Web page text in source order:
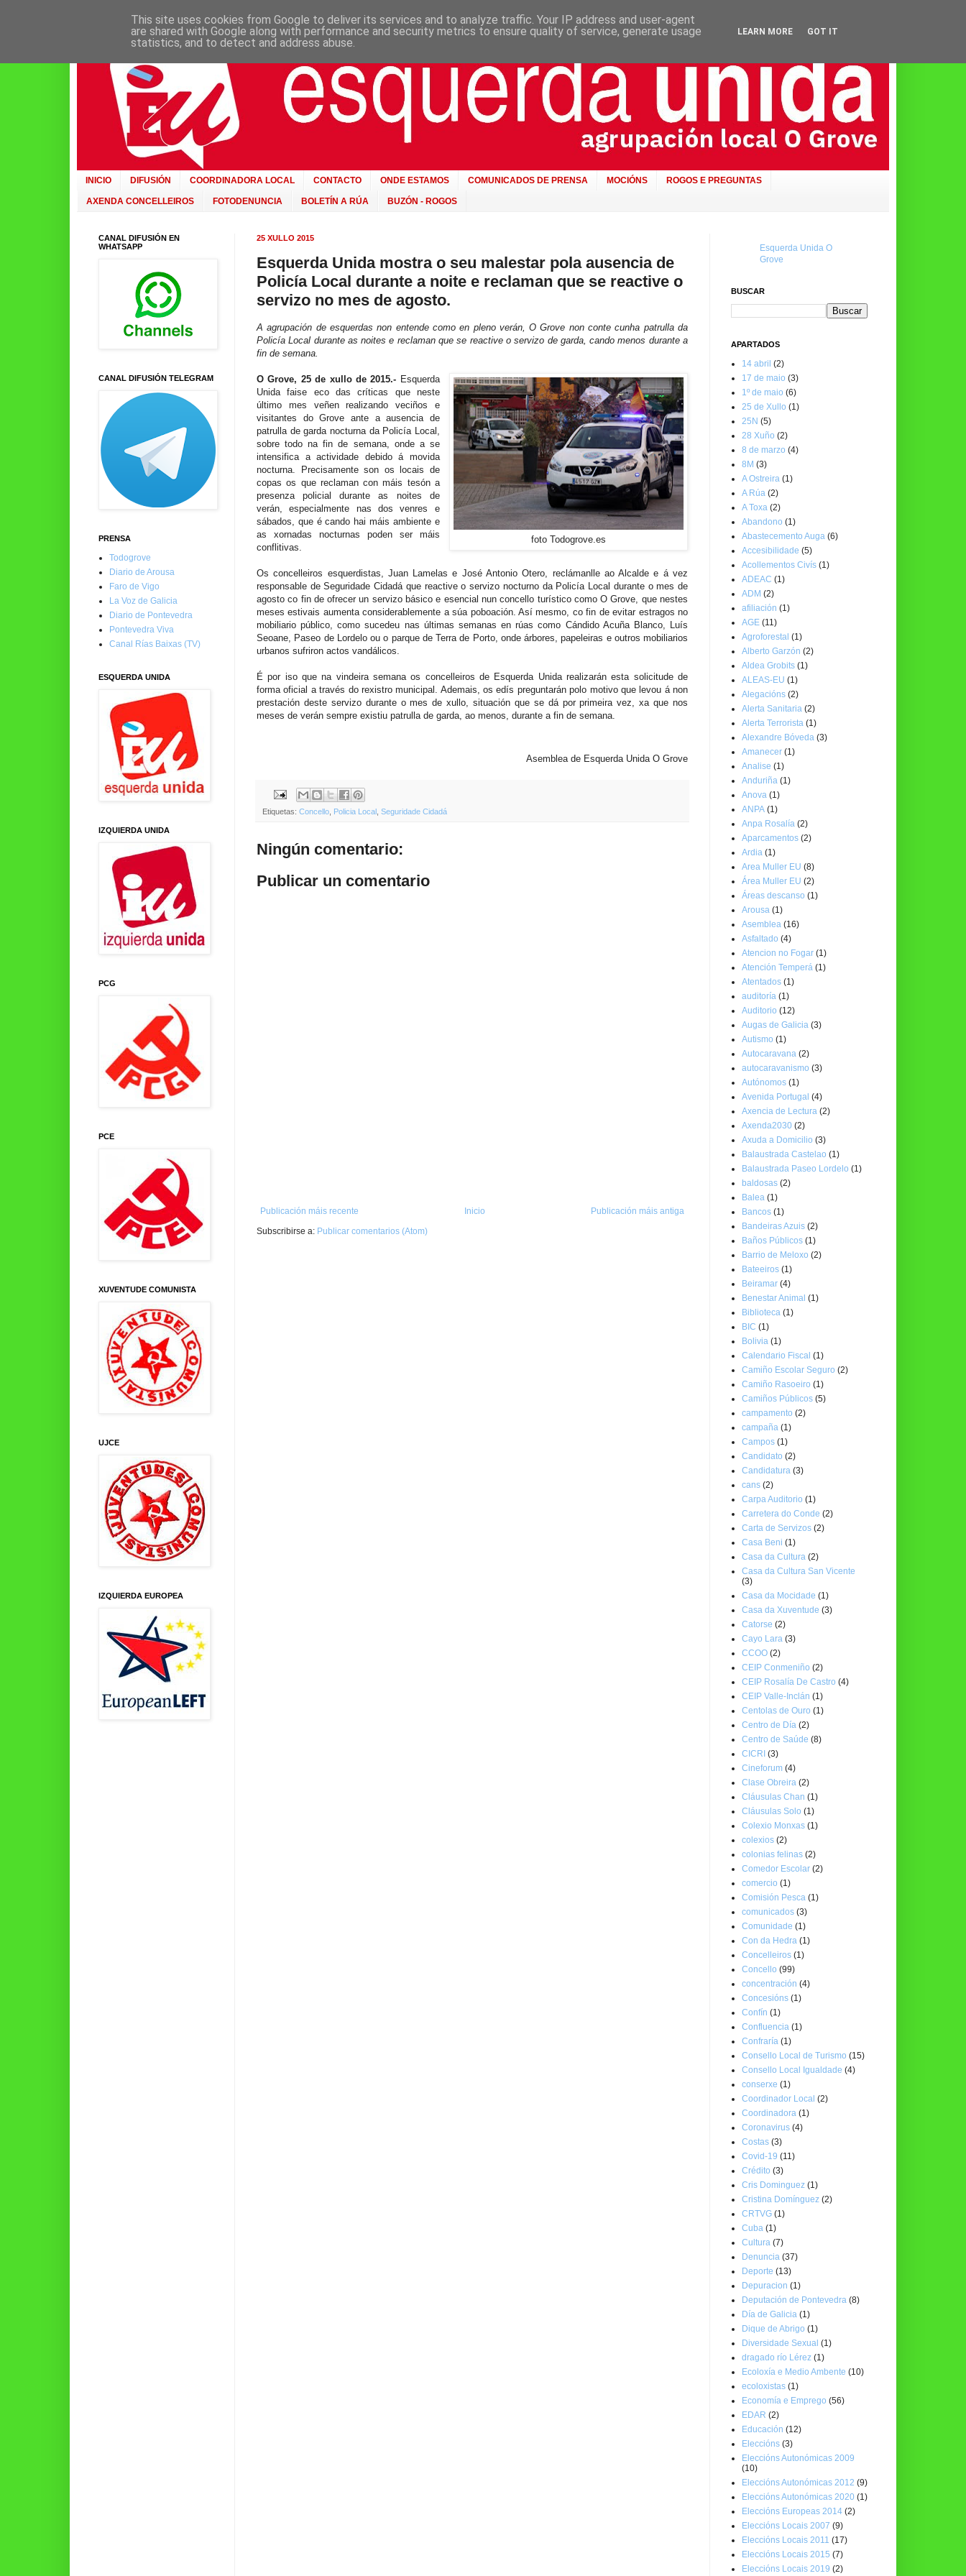
INICIO DIFUSIÓN COORDINADORA LOCAL CONTACTO ONDE ESTAMOS COMUNICADOS DE PRENSA MOCIÓNS ROGOS E PREGUNTAS
AXENDA CONCELLEIROS FOTODENUNCIA BOLETÍN A RÚA BUZÓN - ROGOS
25 XULLO 2015
Esquerda Unida mostra o seu malestar pola ausencia de
Policía Local durante a noite e reclaman que se reactive o
servizo no mes de agosto.
A agrupación de esquerdas non entende como en pleno verán, O Grove non conte cunha patrulla da
Policía Local durante as noites e reclaman que se reactive o servizo de garda, cando menos durante a
fin de semana.
foto Todogrove.es
O Grove, 25 de xullo de 2015.- Esquerda
Unida faise eco das críticas que neste
último mes veñen realizando veciños e
visitantes do Grove ante a ausencia de
patrulla de garda nocturna da Policía Local,
sobre todo na fin de semana, onde a se
intensifica a actividade debido á movida
nocturna. Precisamente son os locais de
copas os que reclaman con máis tesón a
presenza policial durante as noites de
verán, especialmente nas dos venres e
sábados, que é cando hai máis ambiente e
as xornadas nocturnas poden ser máis
conflitivas.
Os concelleiros esquerdistas, Juan Lamelas e José Antonio Otero, reclámanlle ao Alcalde e á vez
responsable de Seguridade Cidadá que reactive o servizo nocturno da Policía Local durante o mes de
agosto co fin de ofrecer un servizo básico e esencial nun concello turístico como O Grove, que nestes
meses estivais aumenta considerablemente a súa poboación. Así mesmo, co fin de evitar estragos no
mobiliario público, como sucedeu nas últimas semanas en rúas como Cándido Acuña Blanco, Luís
Seoane, Paseo de Lordelo ou o parque de Terra de Porto, onde árbores, papeleiras e outros mobiliarios
urbanos sufriron actos vandálicos.
É por iso que na vindeira semana os concelleiros de Esquerda Unida realizarán esta solicitude de
forma oficial a través do rexistro municipal. Ademais, os edís preguntarán polo motivo que levou á non
prestación deste servizo durante o mes de xullo, situación que se dá por primeira vez, xa que nos
meses de verán sempre existiu patrulla de garda, ao menos, durante a fin de semana.
Asemblea de Esquerda Unida O Grove
Etiquetas: Concello Policia Local Seguridade Cidadá
Ningún comentario:
Publicar un comentario
Publicación máis recente Publicación máis antiga
Inicio
Subscribirse a: Publicar comentarios (Atom)
CANAL DIFUSIÓN EN
WHATSAPP
CANAL DIFUSIÓN TELEGRAM
PRENSA
Todogrove
Diario de Arousa
Faro de Vigo
La Voz de Galicia
Diario de Pontevedra
Pontevedra Viva
Canal Rías Baixas (TV)
ESQUERDA UNIDA
IZQUIERDA UNIDA
PCG
PCE
XUVENTUDE COMUNISTA
UJCE
IZQUIERDA EUROPEA
Esquerda Unida O
Grove
BUSCAR
APARTADOS
14 abril (2)
17 de maio (3)
1º de maio (6)
25 de Xullo (1)
25N (5)
28 Xuño (2)
8 de marzo (4)
8M (3)
A Ostreira (1)
A Rúa (2)
A Toxa (2)
Abandono (1)
Abastecemento Auga (6)
Accesibilidade (5)
Acollementos Civís (1)
ADEAC (1)
ADM (2)
afiliación (1)
AGE (11)
Agroforestal (1)
Alberto Garzón (2)
Aldea Grobits (1)
ALEAS-EU (1)
Alegacións (2)
Alerta Sanitaria (2)
Alerta Terrorista (1)
Alexandre Bóveda (3)
Amanecer (1)
Analise (1)
Anduriña (1)
Anova (1)
ANPA (1)
Anpa Rosalía (2)
Aparcamentos (2)
Ardia (1)
Area Muller EU (8)
Área Muller EU (2)
Áreas descanso (1)
Arousa (1)
Asemblea (16)
Asfaltado (4)
Atencion no Fogar (1)
Atención Temperá (1)
Atentados (1)
auditoría (1)
Auditorio (12)
Augas de Galicia (3)
Autismo (1)
Autocaravana (2)
autocaravanismo (3)
Autónomos (1)
Avenida Portugal (4)
Axencia de Lectura (2)
Axenda2030 (2)
Axuda a Domicilio (3)
Balaustrada Castelao (1)
Balaustrada Paseo Lordelo (1)
baldosas (2)
Balea (1)
Bancos (1)
Bandeiras Azuis (2)
Baños Públicos (1)
Barrio de Meloxo (2)
Bateeiros (1)
Beiramar (4)
Benestar Animal (1)
Biblioteca (1)
BIC (1)
Bolivia (1)
Calendario Fiscal (1)
Camiño Escolar Seguro (2)
Camiño Rasoeiro (1)
Camiños Públicos (5)
campamento (2)
campaña (1)
Campos (1)
Candidato (2)
Candidatura (3)
cans (2)
Carpa Auditorio (1)
Carretera do Conde (2)
Carta de Servizos (2)
Casa Beni (1)
Casa da Cultura (2)
Casa da Cultura San Vicente
(3)
Casa da Mocidade (1)
Casa da Xuventude (3)
Catorse (2)
Cayo Lara (3)
CCOO (2)
CEIP Conmeniño (2)
CEIP Rosalía De Castro (4)
CEIP Valle-Inclán (1)
Centolas de Ouro (1)
Centro de Día (2)
Centro de Saúde (8)
CICRI (3)
Cineforum (4)
Clase Obreira (2)
Cláusulas Chan (1)
Cláusulas Solo (1)
Colexio Monxas (1)
colexios (2)
colonias felinas (2)
Comedor Escolar (2)
comercio (1)
Comisión Pesca (1)
comunicados (3)
Comunidade (1)
Con da Hedra (1)
Concelleiros (1)
Concello (99)
concentración (4)
Concesións (1)
Confín (1)
Confluencia (1)
Confraría (1)
Consello Local de Turismo (15)
Consello Local Igualdade (4)
conserxe (1)
Coordinador Local (2)
Coordinadora (1)
Coronavirus (4)
Costas (3)
Covid-19 (11)
Crédito (3)
Cris Dominguez (1)
Cristina Domínguez (2)
CRTVG (1)
Cuba (1)
Cultura (7)
Denuncia (37)
Deporte (13)
Depuracion (1)
Deputación de Pontevedra (8)
Día de Galicia (1)
Dique de Abrigo (1)
Diversidade Sexual (1)
dragado río Lérez (1)
Ecoloxía e Medio Ambente (10)
ecoloxistas (1)
Economía e Emprego (56)
EDAR (2)
Educación (12)
Eleccións (3)
Eleccións Autonómicas 2009
(10)
Eleccións Autonómicas 2012 (9)
Eleccións Autonómicas 2020 (1)
Eleccións Europeas 2014 (2)
Eleccións Locais 2007 (9)
Eleccións Locais 2011 (17)
Eleccións Locais 2015 (7)
Eleccións Locais 2019 (2)
This site uses cookies from Google to deliver its services and to analyze traffic. Your IP address and user-agent
are shared with Google along with performance and security metrics to ensure quality of service, generate usage
statistics, and to detect and address abuse.
LEARN MORE GOT IT